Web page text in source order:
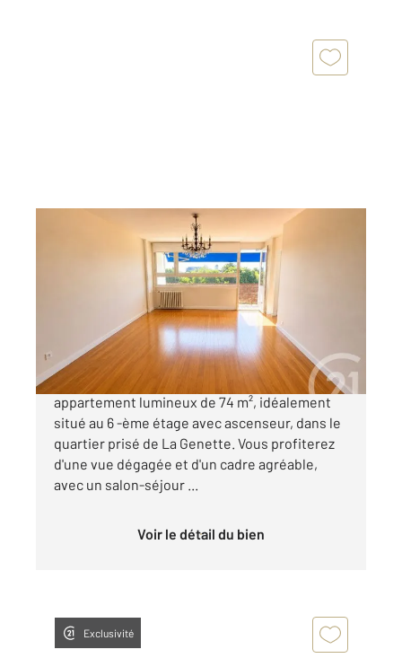
LA ROCHELLE 17
, 3 pièces
Appartement F3 à vendre
299 000 €
La Rochelle La Genette Découvrez cet
appartement lumineux de 74 m², idéalement
situé au 6 -ème étage avec ascenseur, dans le
quartier prisé de La Genette. Vous profiterez
d'une vue dégagée et d'un cadre agréable,
avec un salon-séjour ...
Voir le détail du bien
Exclusivité